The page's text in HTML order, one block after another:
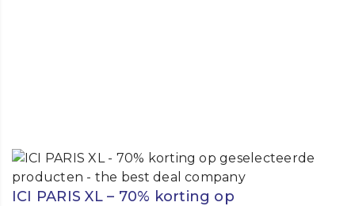
ICI PARIS XL – 70% korting op